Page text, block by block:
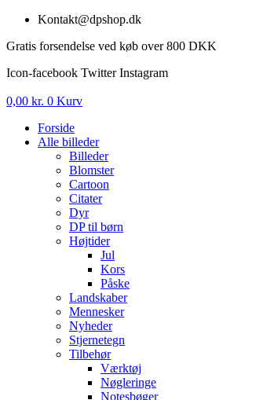
Videre
indhold
Kontakt@dpshop.dk
Gratis forsendelse ved køb over 800 DKK
Icon-facebook Twitter Instagram
0,00 kr. 0 Kurv
Forside
Alle billeder
Billeder
Blomster
Cartoon
Citater
Dyr
DP til børn
Højtider
Jul
Kors
Påske
Landskaber
Mennesker
Nyheder
Stjernetegn
Tilbehør
Værktøj
Nøgleringe
Notesbøger